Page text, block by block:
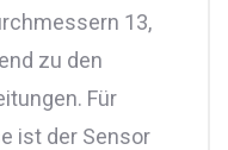
13,
zu den
Für
ist der Sensor